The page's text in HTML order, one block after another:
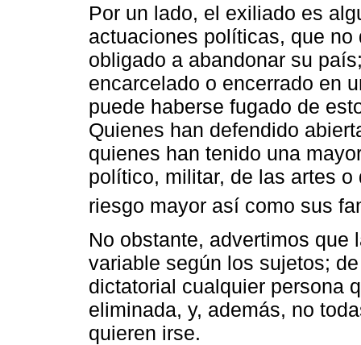
Por un lado, el exiliado es
actuaciones políticas, que
obligado a abandonar su
encarcelado o encerrado en
puede haberse fugado de
Quienes han defendido
quienes han tenido una
político, militar, de las artes
riesgo mayor así como sus
No obstante, advertimos que
variable según los sujetos;
dictatorial cualquier persona
eliminada, y, además, no
quieren irse.